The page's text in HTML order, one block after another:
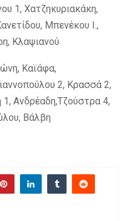
1, Χατζηκυριακάκη,
Μπενέκου Ι.,
Κλαψιανού
Καϊάφα,
2, Κρασσά 2,
1, Ανδρέαδη,Τζούστρα 4,
Βάλβη